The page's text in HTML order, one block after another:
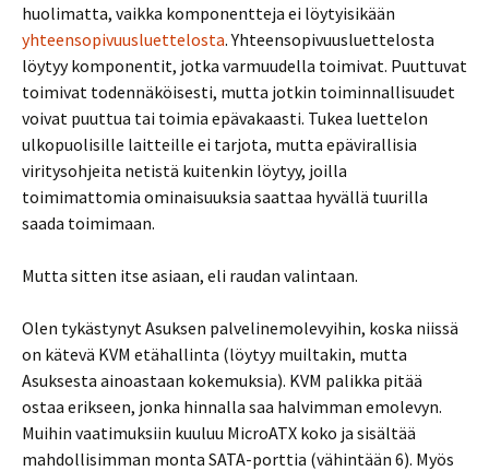
huolimatta, vaikka komponentteja ei löytyisikään
yhteensopivuusluettelosta. Yhteensopivuusluettelosta
löytyy komponentit, jotka varmuudella toimivat. Puuttuvat
toimivat todennäköisesti, mutta jotkin toiminnallisuudet
voivat puuttua tai toimia epävakaasti. Tukea luettelon
ulkopuolisille laitteille ei tarjota, mutta epävirallisia
viritysohjeita netistä kuitenkin löytyy, joilla
toimimattomia ominaisuuksia saattaa hyvällä tuurilla
saada toimimaan.
Mutta sitten itse asiaan, eli raudan valintaan.
Olen tykästynyt Asuksen palvelinemolevyihin, koska niissä
on kätevä KVM etähallinta (löytyy muiltakin, mutta
Asuksesta ainoastaan kokemuksia). KVM palikka pitää
ostaa erikseen, jonka hinnalla saa halvimman emolevyn.
Muihin vaatimuksiin kuuluu MicroATX koko ja sisältää
mahdollisimman monta SATA-porttia (vähintään 6). Myös